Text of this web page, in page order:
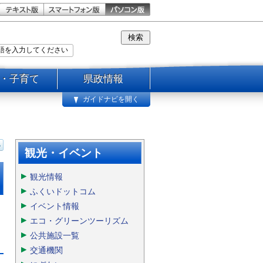
子育て 県政情報
ガイドナビを開く
観光・イベント
観光情報
ふくいドットコム
イベント情報
エコ・グリーンツーリズム
公共施設一覧
交通機関